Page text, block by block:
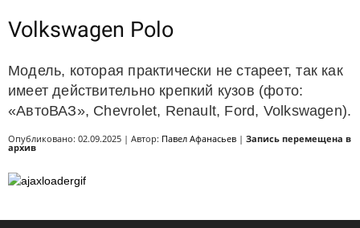
Volkswagen Polo
Модель, которая практически не стареет, так как
имеет действительно крепкий кузов (фото:
«АвтоВАЗ», Chevrolet, Renault, Ford, Volkswagen).
Опубликовано: 02.09.2025 | Автор: Павел Афанасьев | Запись перемещена в
архив